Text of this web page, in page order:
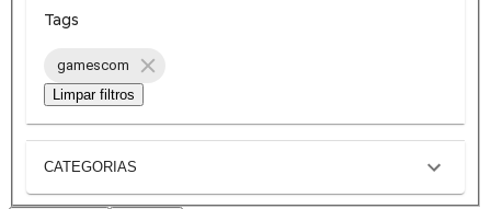
Tags
gamescom
Limpar filtros
CATEGORIAS